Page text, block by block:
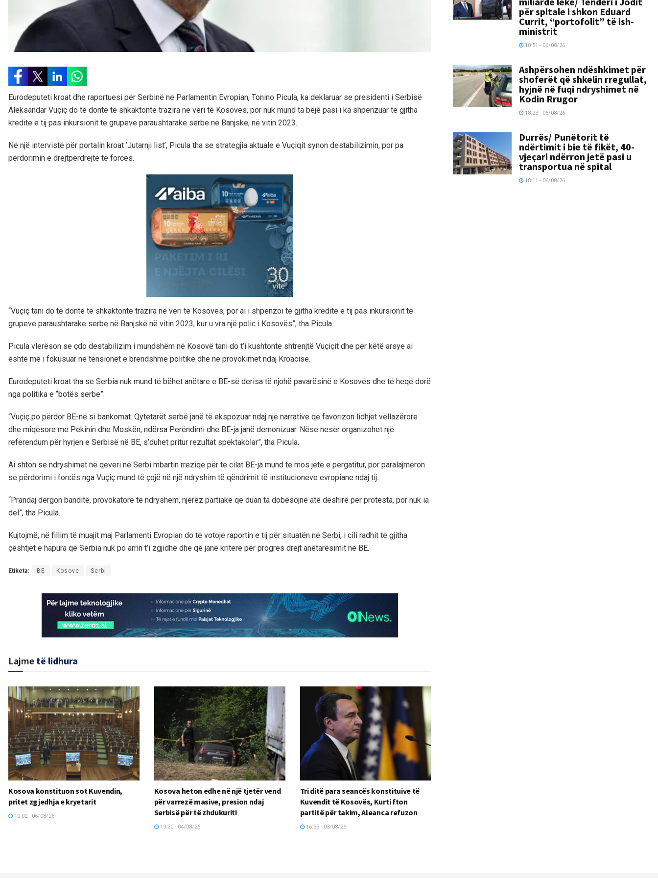
Eurodeputeti kroat dhe raportuesi për Serbinë në Parlamentin Evropian, Tonino Picula, ka deklaruar se presidenti i Serbisë
Aleksandar Vuçiç do të donte të shkaktonte trazira në veri të Kosovës, por nuk mund ta bëjë pasi i ka shpenzuar të gjitha
kreditë e tij pas inkursionit të grupeve paraushtarake serbe në Banjskë, në vitin 2023.
Në një intervistë për portalin kroat ‘Jutarnji list’, Picula tha se strategjia aktuale e Vuçiqit synon destabilizimin, por pa
përdorimin e drejtpërdrejtë të forcës.
“Vuçiç tani do të donte të shkaktonte trazira në veri të Kosovës, por ai i shpenzoi të gjitha kreditë e tij pas inkursionit të
grupeve paraushtarake serbe në Banjskë në vitin 2023, kur u vra një polic i Kosovës”, tha Picula.
Picula vlerëson se çdo destabilizim i mundshëm në Kosovë tani do t’i kushtonte shtrenjtë Vuçiçit dhe për këtë arsye ai
është më i fokusuar në tensionet e brendshme politike dhe në provokimet ndaj Kroacisë.
Eurodeputeti kroat tha se Serbia nuk mund të bëhet anëtare e BE-së derisa të njohë pavarësinë e Kosovës dhe të heqë dorë
nga politika e “botës serbe”.
“Vuçiç po përdor BE-në si bankomat. Qytetarët serbë janë të ekspozuar ndaj një narrative që favorizon lidhjet vëllazërore
dhe miqësore me Pekinin dhe Moskën, ndërsa Perëndimi dhe BE-ja janë demonizuar. Nëse nesër organizohet një
referendum për hyrjen e Serbisë në BE, s’duhet pritur rezultat spektakolar”, tha Picula.
Ai shton se ndryshimet në qeveri në Serbi mbartin rreziqe për të cilat BE-ja mund të mos jetë e përgatitur, por paralajmëron
se përdorimi i forcës nga Vuçiç mund të çojë në një ndryshim të qëndrimit të institucioneve evropiane ndaj tij.
“Prandaj dërgon banditë, provokatorë të ndryshëm, njerëz partiakë që duan ta dobësojnë atë dëshirë për protesta, por nuk ia
del”, tha Picula.
Kujtojmë, në fillim të muajit maj Parlamenti Evropian do të votojë raportin e tij për situatën në Serbi, i cili radhit të gjitha
çështjet e hapura që Serbia nuk po arrin t’i zgjidhë dhe që janë kritere për progres drejt anëtarësimit në BE.
Etiketa: BE Kosove Serbi
Lajme të lidhura
Kosova konstituon sot Kuvendin,
pritet zgjedhja e kryetarit
10:02 - 06/08/26
Kosova heton edhe në një tjetër vend
për varrezë masive, presion ndaj
Serbisë për të zhdukurit!
19:30 - 04/08/26
Tri ditë para seancës konstituive të
Kuvendit të Kosovës, Kurti fton
partitë për takim, Aleanca refuzon
16:33 - 03/08/26
për spitale i shkon Eduard
Currit, “portofolit” të ish-
ministrit
18:51 - 06/08/26
Ashpërsohen ndëshkimet për
shoferët që shkelin rregullat,
hyjnë në fuqi ndryshimet në
Kodin Rrugor
18:23 - 06/08/26
Durrës/ Punëtorit të
ndërtimit i bie të fikët, 40-
vjeçari ndërron jetë pasi u
transportua në spital
18:11 - 06/08/26